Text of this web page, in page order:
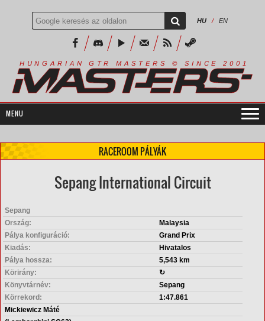
HU / EN
H U N G A R I A N G T R M A S T E R S © S I N C E 2 0 0 1
RACEROOM PÁLYÁK
Sepang International Circuit
Sepang
Ország:
Malaysia
Pálya konfiguráció:
Grand Prix
Kiadás:
Hivatalos
Pálya hossza:
5,543 km
Körirány:
↻
Könyvtárnév:
Sepang
Körrekord:
1:47.861
Mickiewicz Máté